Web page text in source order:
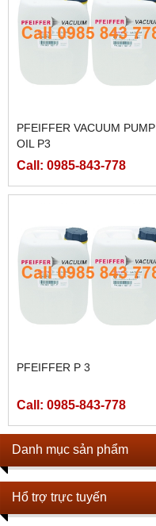
Danh mục sản phẩm
Hổ trợ trực tuyến
PFEIFFER VACUUM PUMP
OIL P3
Call: 0985-843-778
PFEIFFER P 3
Call: 0985-843-778